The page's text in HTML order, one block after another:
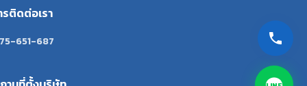
รติดต่อเรา
651-687